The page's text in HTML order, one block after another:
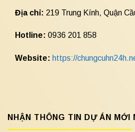
Địa chỉ: 219 Trung Kính, Quận
Hotline: 0936 201 858
Website: https://
NHẬN THÔNG TIN DỰ ÁN MỚI